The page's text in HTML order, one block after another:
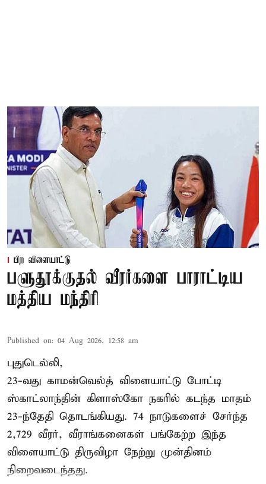
பிற விளையாட்டு
பளுதூக்குதல் வீரர்களை பாராட்டிய
மத்திய மந்திரி
Published on: 04 Aug 2026, 12:58 am
புதுடெல்லி,
23-வது காமன்வெல்த் விளையாட்டு போட்டி
ஸ்காட்லாந்தின் கிளாஸ்கோ நகரில் கடந்த மாதம்
23-ந்தேதி தொடங்கியது. 74 நாடுகளைச் சேர்ந்த
2,729 வீரர், வீராங்கனைகள் பங்கேற்ற இந்த
விளையாட்டு திருவிழா நேற்று முன்தினம்
நிறைவடைந்தது.